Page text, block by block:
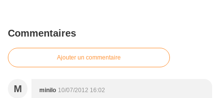
Commentaires
Ajouter un commentaire
M minilo 10/07/2012 16:02